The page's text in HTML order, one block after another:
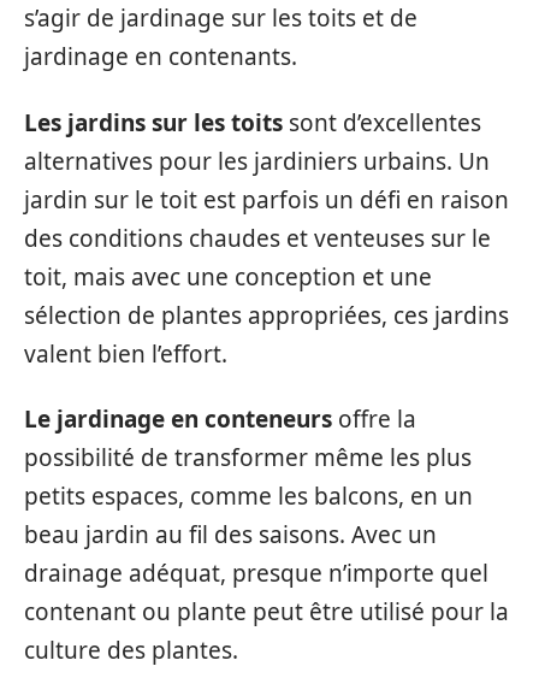
s’agir de jardinage sur les toits et de
jardinage en contenants.
Les jardins sur les toits sont d’excellentes
alternatives pour les jardiniers urbains. Un
jardin sur le toit est parfois un défi en raison
des conditions chaudes et venteuses sur le
toit, mais avec une conception et une
sélection de plantes appropriées, ces jardins
valent bien l’effort.
Le jardinage en conteneurs offre la
possibilité de transformer même les plus
petits espaces, comme les balcons, en un
beau jardin au fil des saisons. Avec un
drainage adéquat, presque n’importe quel
contenant ou plante peut être utilisé pour la
culture des plantes.